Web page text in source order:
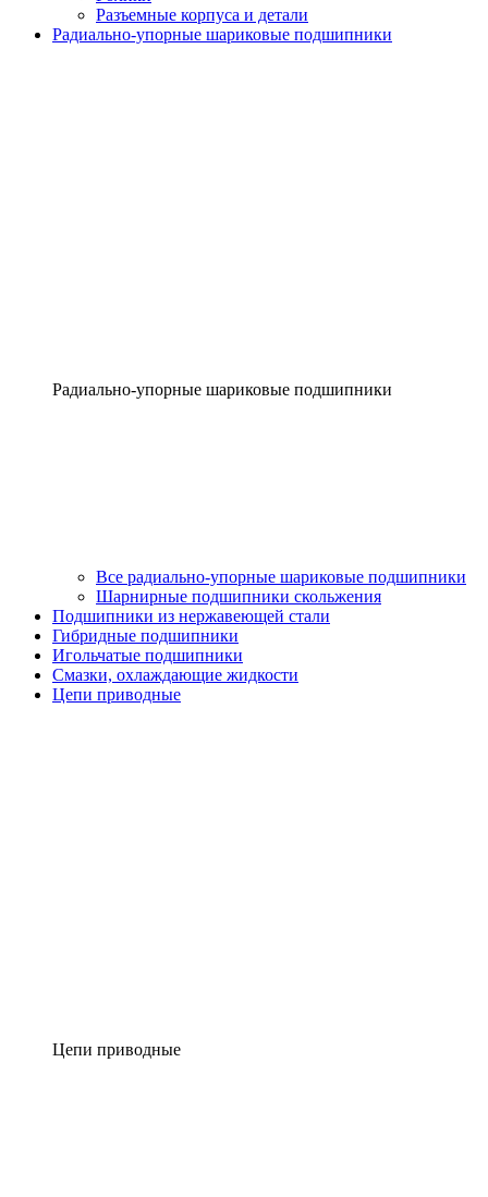
Разъемные корпуса и детали
Радиально-упорные шариковые подшипники
Радиально-упорные шариковые подшипники
Все радиально-упорные шариковые подшипники
Шарнирные подшипники скольжения
Подшипники из нержавеющей стали
Гибридные подшипники
Игольчатые подшипники
Смазки, охлаждающие жидкости
Цепи приводные
Цепи приводные